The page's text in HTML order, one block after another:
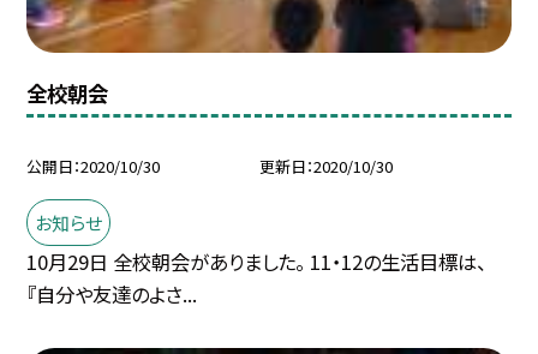
全校朝会
公開日 2020/10/30 更新日 2020/10/30
お知らせ
10月29日 全校朝会がありました。 11・12の生活目標は、
『自分や友達のよさ...